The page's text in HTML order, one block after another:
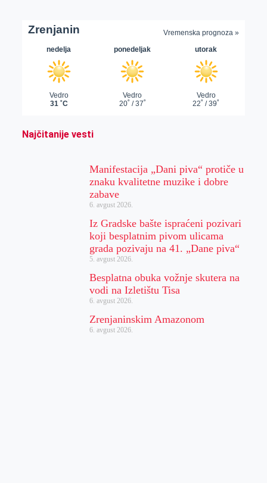
Najčitanije vesti
Manifestacija „Dani piva“ protiče u
znaku kvalitetne muzike i dobre
zabave
6. avgust 2026.
Iz Gradske bašte ispraćeni pozivari
koji besplatnim pivom ulicama
grada pozivaju na 41. „Dane piva“
5. avgust 2026.
Besplatna obuka vožnje skutera na
vodi na Izletištu Tisa
6. avgust 2026.
Zrenjaninskim Amazonom
6. avgust 2026.